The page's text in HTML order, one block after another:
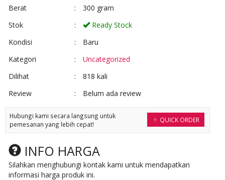
Berat
:
300 gram
Stok
:
Ready Stock
Kondisi
:
Baru
Kategori
:
Uncategorized
Dilihat
:
818 kali
Review
: Belum ada review
QUICK ORDER
Hubungi kami secara langsung untuk
pemesanan yang lebih cepat!
INFO HARGA
Silahkan menghubungi kontak kami untuk mendapatkan
informasi harga produk ini.